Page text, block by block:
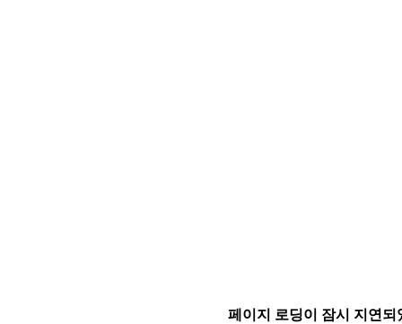
페이지 로딩이 잠시 지연